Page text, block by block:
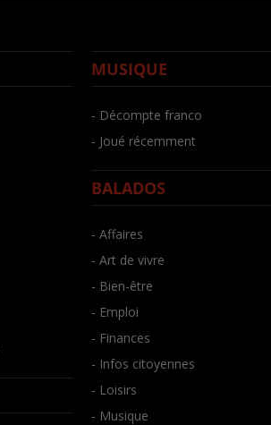
MUSIQUE
- Décompte franco
- Joué récemment
BALADOS
- Affaires
- Art de vivre
- Bien-être
- Emploi
- Finances
- Infos citoyennes
- Loisirs
- Musique